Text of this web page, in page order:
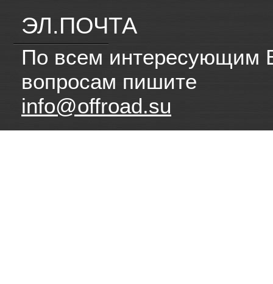
ЭЛ.ПОЧТА
По всем интересующим
вопросам пишите
info@offroad.su